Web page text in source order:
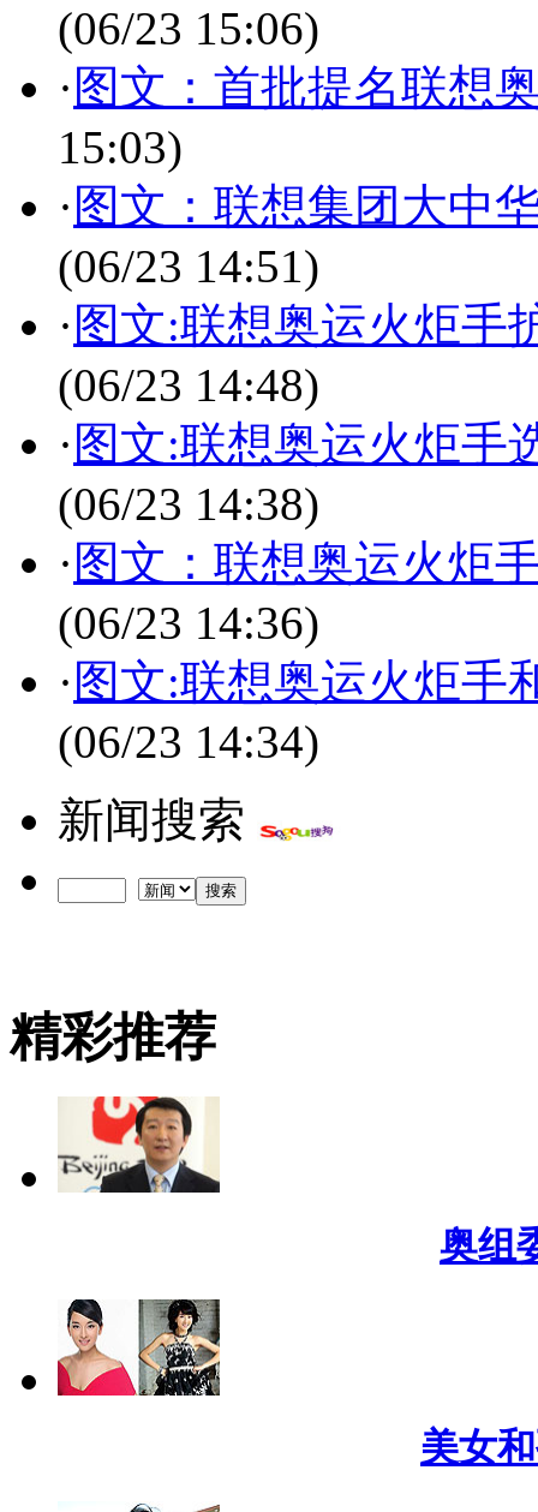
(06/23 15:06)
· 图文：首批提名联想
15:03)
· 图文：联想集团大中
(06/23 14:51)
· 图文:联想奥运火炬手
(06/23 14:48)
· 图文:联想奥运火炬手
(06/23 14:38)
· 图文：联想奥运火炬
(06/23 14:36)
· 图文:联想奥运火炬手
(06/23 14:34)
新闻搜索
精彩推荐
奥组
美女